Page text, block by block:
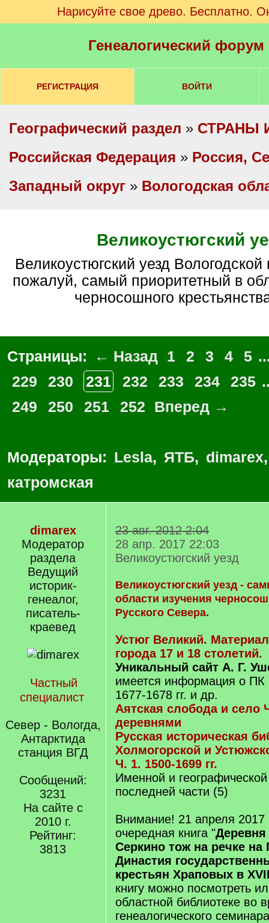
Нарисуйте свое древо. Бесплатно.
Генеалогический
РЕГИСТРАЦИЯ ВОЙТИ
Географический раздел » СТРАНЫ
Российская Федерация » Россия,
Западный округ » Вологодская
Великоустюгский
Великоустюгский уезд Вологодской губернии - это,
пожалуй, самый приоритетный в
черносошного
Страницы: ← Назад 1 2 3 4 5
229
230 231 232 233 234 235
249
250 251 252 Вперед →
Модераторы: Lesla, ЯТБ, dimarex
катромская
dimarex
Модератор
раздела
Ведущий
историк-
генеалог,
писатель-
краевед
Частный
специалист
Север - Вологда,
Антарктида
станция ВГД
Сообщений:
3231
На сайте с
2010 г.
Рейтинг:
3813
23 авг. 2012 2:04
28 апр. 2017 22:03
Великоустюгский уезд
Великоустюгский уезд -
области изучения
Русского Севера.
Устюг Великий.
города 17 и 18 столетий.
Уникальный сайт А. Г.
имеется информация о ПК
1677-1678 гг. и др.
Аятская слобода и село
деревнями
Русская историческая
Холмогорской и
Ч. 1. 1500-1699 гг.
Именной и географической
последней части (5)
Внимание! 21 апреля
очередная книга "
Серкино тож на речке
Династия
крестьян Храповых в
книгу можно посмотреть
областной библиотеке во
генеалогического